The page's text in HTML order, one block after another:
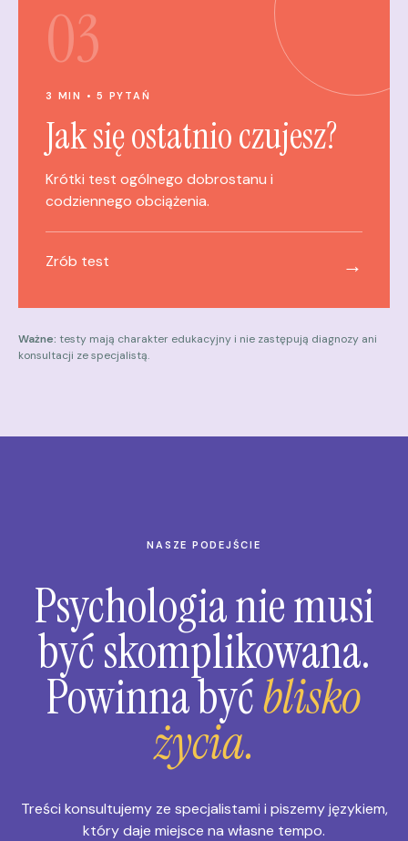
03
3 MIN • 5 PYTAŃ
Jak się ostatnio czujesz?
Krótki test ogólnego dobrostanu i
codziennego obciążenia.
Zrób test →
Ważne: testy mają charakter edukacyjny i nie zastępują diagnozy ani
konsultacji ze specjalistą.
NASZE PODEJŚCIE
Psychologia nie musi
być skomplikowana.
Powinna byćblisko
życia.
Treści konsultujemy ze specjalistami i piszemy językiem,
który daje miejsce na własne tempo.